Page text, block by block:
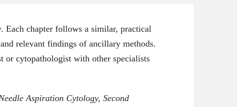
Each chapter follows a similar, practical
relevant findings of ancillary methods.
or cytopathologist with other specialists
Aspiration Cytology, Second